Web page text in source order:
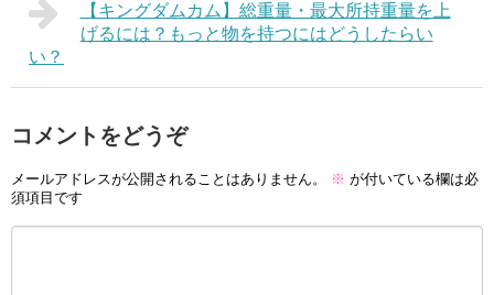
【キングダムカム】総重量・最大所持重量を上
げるには？もっと物を持つにはどうしたらい
い？
コメントをどうぞ
メールアドレスが公開されることはありません。 ※ が付いている欄は必
須項目です